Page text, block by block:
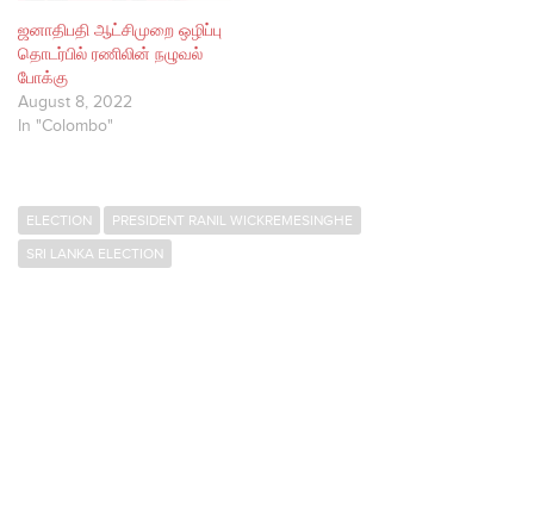
ஜனாதிபதி ஆட்சிமுறை ஒழிப்பு
தொடர்பில் ரணிலின் நழுவல்
போக்கு
August 8, 2022
In "Colombo"
ELECTION
PRESIDENT RANIL WICKREMESINGHE
SRI LANKA ELECTION